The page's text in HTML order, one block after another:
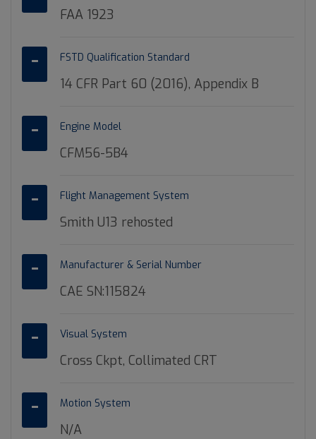
FAA 1923
FSTD Qualification Standard
14 CFR Part 60 (2016), Appendix B
Engine Model
CFM56-5B4
Flight Management System
Smith U13 rehosted
Manufacturer & Serial Number
CAE SN:115824
Visual System
Cross Ckpt, Collimated CRT
Motion System
N/A